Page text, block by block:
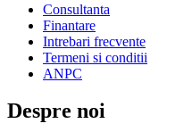
Consultanta
Finantare
Intrebari frecvente
Termeni si conditii
ANPC
Despre noi